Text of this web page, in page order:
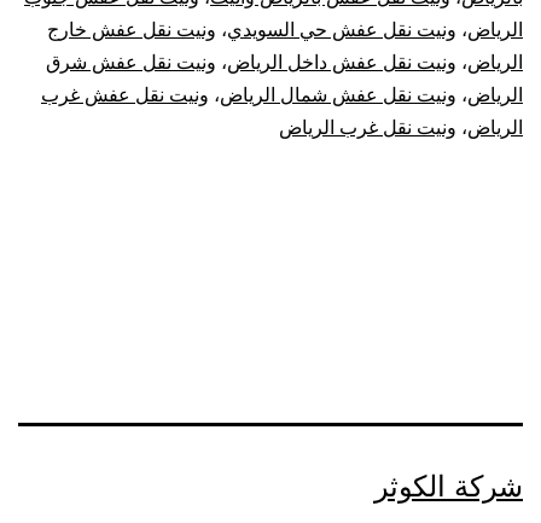
الرياض، ونيت نقل عفش حي السويدي، ونيت نقل عفش خارج
الرياض، ونيت نقل عفش داخل الرياض، ونيت نقل عفش شرق
الرياض، ونيت نقل عفش شمال الرياض، ونيت نقل عفش غرب
الرياض، ونيت نقل غرب الرياض
شركة الكوثر